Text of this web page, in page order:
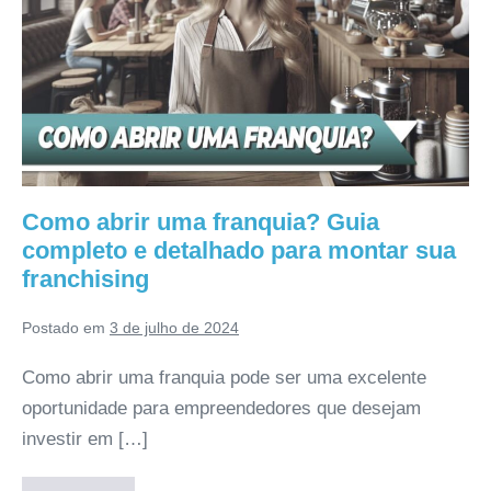
Como abrir uma franquia? Guia
completo e detalhado para montar sua
franchising
Postado em 3 de julho de 2024
Como abrir uma franquia pode ser uma excelente
oportunidade para empreendedores que desejam
investir em […]